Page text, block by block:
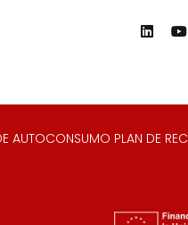
AUTOCONSUMO PLAN DE